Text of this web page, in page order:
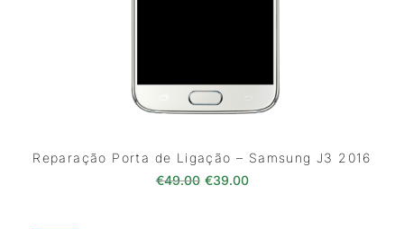
Reparação Porta de Ligação – Samsung J3 2016
€49.00 O preço original era: €49.00.
€39.00O preço atual é: